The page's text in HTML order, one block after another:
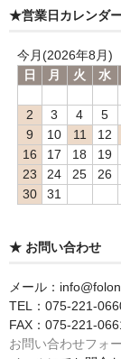
★営業日カレンダ
今月(2026年8月)
日
月 火 水
2
3 4 5
9
10 11 12
16
17 18 19
23
24 25 26
30
31
★ お問い合わせ
メール：
TEL：075-221-
FAX：075-221-
お問い合わせフォ